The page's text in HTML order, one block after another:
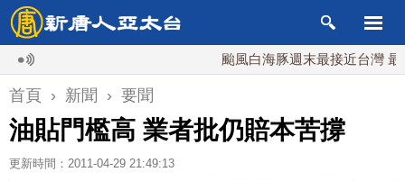
颱風白海豚週末最接近台灣 最快9日
首頁 › 新聞 › 要聞
油貼門檻高 業者批仍賠本苦撐
更新時間：2011-04-29 21:49:13